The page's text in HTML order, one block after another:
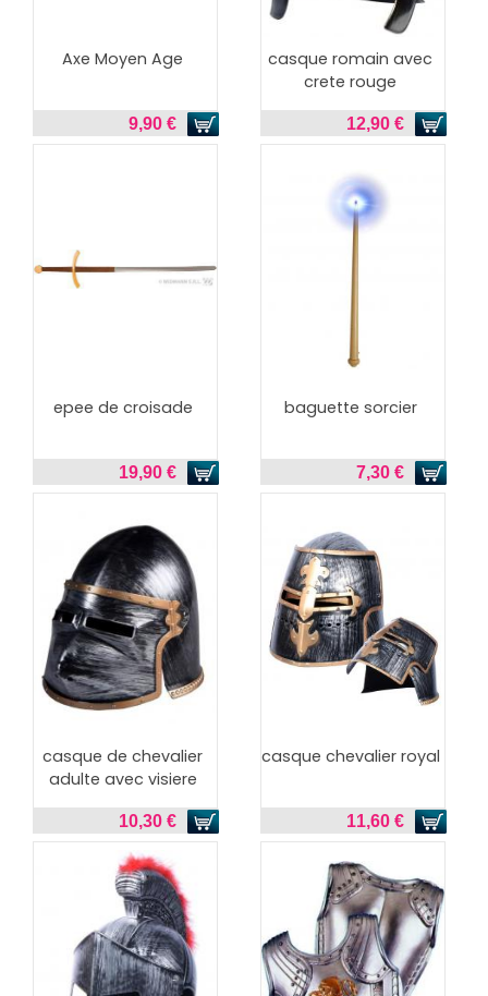
Axe Moyen Age
9,90 €
casque romain avec
crete rouge
12,90 €
epee de croisade
19,90 €
baguette sorcier
7,30 €
casque de chevalier
adulte avec visiere
10,30 €
casque chevalier royal
11,60 €